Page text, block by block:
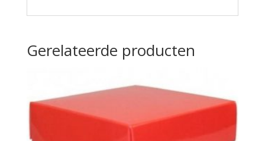
Gerelateerde producten